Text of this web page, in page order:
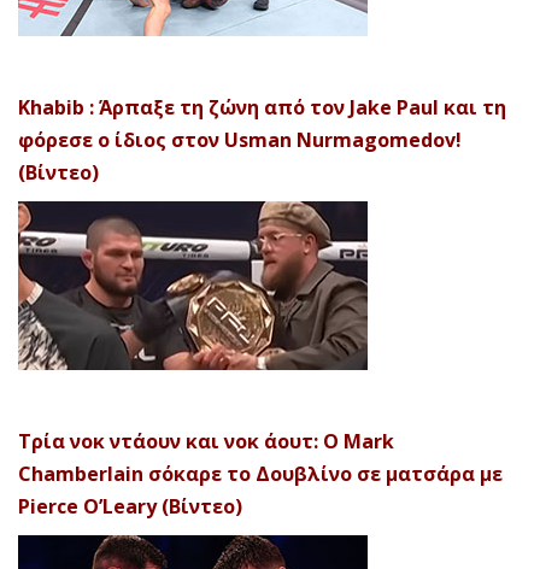
Khabib : Άρπαξε τη ζώνη από τον Jake Paul και τη
φόρεσε ο ίδιος στον Usman Nurmagomedov!
(Βίντεο)
Τρία νοκ ντάουν και νοκ άουτ: Ο Mark
Chamberlain σόκαρε το Δουβλίνο σε ματσάρα με
Pierce O’Leary (Βίντεο)